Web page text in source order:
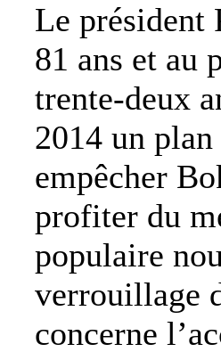
Le président
81 ans et au
trente-deux
2014 un plan
empêcher
profiter du
populaire
verrouillage
concerne